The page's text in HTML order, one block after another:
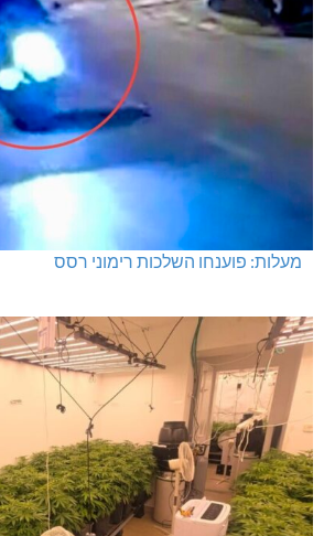
נחל כזיב: חילוץ בעומס החום הכבד